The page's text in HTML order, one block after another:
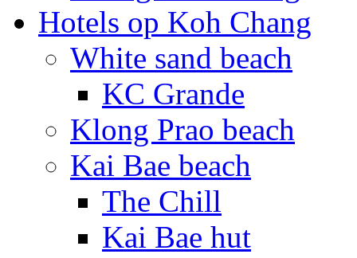
Hotels op Koh Chang
White sand beach
KC Grande
Klong Prao beach
Kai Bae beach
The Chill
Kai Bae hut